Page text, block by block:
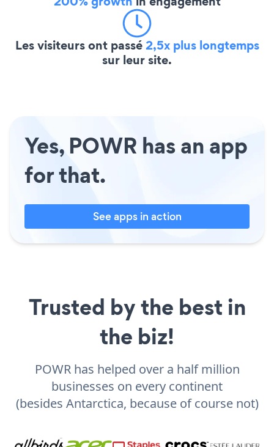
Les visiteurs ont passé2,5x plus longtemps
sur leur site.
Yes, POWR has an app
for that.
See apps in action
Trusted by the best in
the biz!
POWR has helped over a half million
businesses on every continent
(besides Antarctica, because of course not)